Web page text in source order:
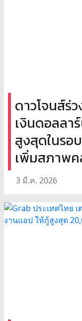
ดาวโจนส์ร่
เงินดอลลา
สูงสุดในรอ
เพิ่มสภาพ
3 มี.ค. 2026